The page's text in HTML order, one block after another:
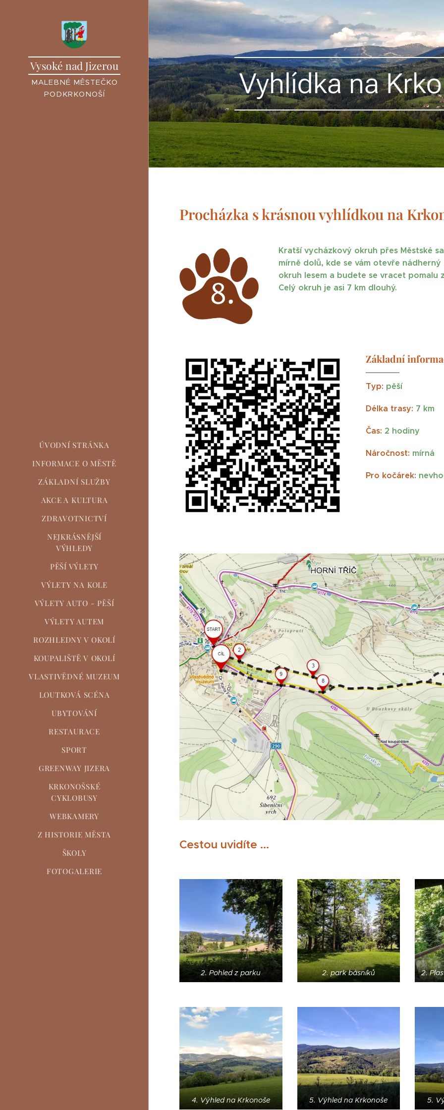
Vysoké nad Jizerou
MALEBNÉ MĚSTEČKO
PODKRKONOŠÍ
ÚVODNÍ STRÁNKA
INFORMACE O MĚSTĚ
ZÁKLADNÍ SLUŽBY
AKCE A KULTURA
ZDRAVOTNICTVÍ
NEJKRÁSNĚJŠÍ
VÝHLEDY
PĚŠÍ VÝLETY
VÝLETY NA KOLE
VÝLETY AUTO - PĚŠÍ
VÝLETY AUTEM
ROZHLEDNY V OKOLÍ
KOUPALIŠTĚ V OKOLÍ
VLASTIVĚDNÉ MUZEUM
LOUTKOVÁ SCÉNA
UBYTOVÁNÍ
RESTAURACE
SPORT
GREENWAY JIZERA
KRKONOŠSKÉ
CYKLOBUSY
WEBKAMERY
Z HISTORIE MĚSTA
ŠKOLY
FOTOGALERIE
Vyhlídka na
Procházka s krásnou vyhlídkou na
Kratší vycházkový okruh přes Městské
mírně dolů, kde se vám otevře
okruh lesem a budete se vracet
Celý okruh je asi 7 km dlouhý.
Základní
Typ: pěší
Délka trasy: 7 km
Čas: 2 hodiny
Náročnost: mírná
Pro kočárek:
Cestou uvidíte ...
2. Pohled z parku 2. park básníků 2.
4. Výhled na Krkonoše 5. Výhled na Krkonoše 5.